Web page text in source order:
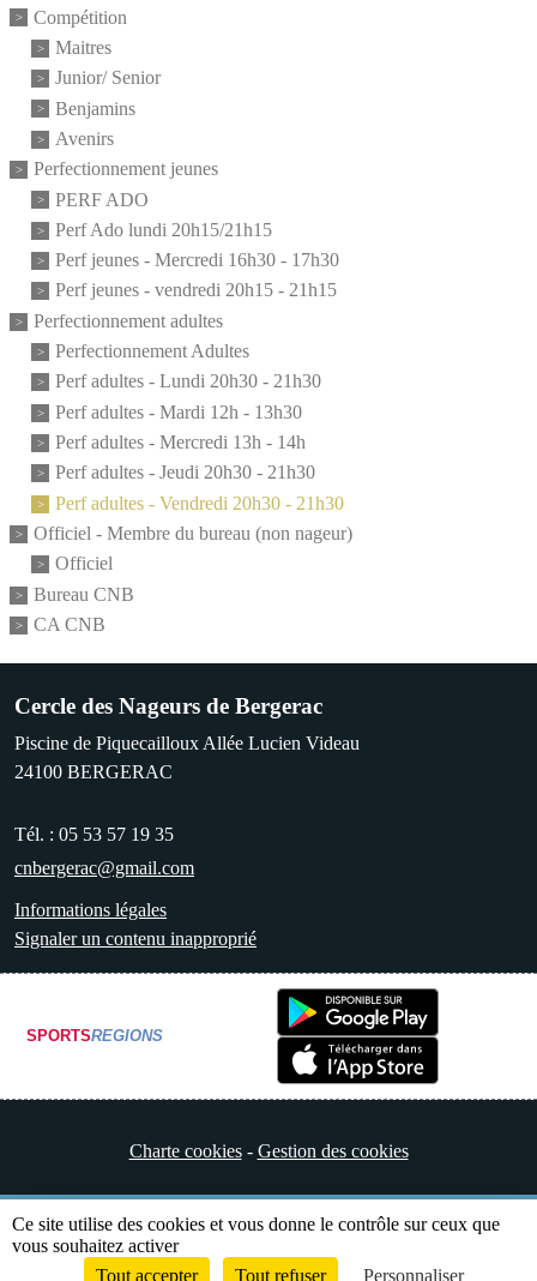
Compétition
Maitres
Junior/ Senior
Benjamins
Avenirs
Perfectionnement jeunes
PERF ADO
Perf Ado lundi 20h15/21h15
Perf jeunes - Mercredi 16h30 - 17h30
Perf jeunes - vendredi 20h15 - 21h15
Perfectionnement adultes
Perfectionnement Adultes
Perf adultes - Lundi 20h30 - 21h30
Perf adultes - Mardi 12h - 13h30
Perf adultes - Mercredi 13h - 14h
Perf adultes - Jeudi 20h30 - 21h30
Perf adultes - Vendredi 20h30 - 21h30
Officiel - Membre du bureau (non nageur)
Officiel
Bureau CNB
CA CNB
Cercle des Nageurs de Bergerac
Piscine de Piquecailloux Allée Lucien Videau
24100 BERGERAC
Tél. : 05 53 57 19 35
cnbergerac@gmail.com
Informations légales
Signaler un contenu inapproprié
SPORTSREGIONS
Charte cookies Gestion des cookies
Envie de participer ?
Ce site utilise des cookies et vous donne le contrôle sur ceux que
vous souhaitez activer
Tout accepter
Tout refuser Personnaliser